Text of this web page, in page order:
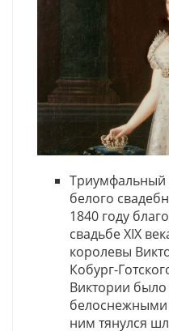
белого
1840 году
свадьбе XIX
королевы
Кобург-
Виктории
белоснежными
ним тянулся